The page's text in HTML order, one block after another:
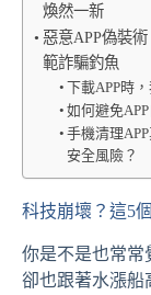
煥然一新
惡意APP偽裝
範詐騙釣魚
下載APP時
如何避免
手機清理
安全風險？
科技崩壞？這5
你是不是也常常
卻也跟著水漲船